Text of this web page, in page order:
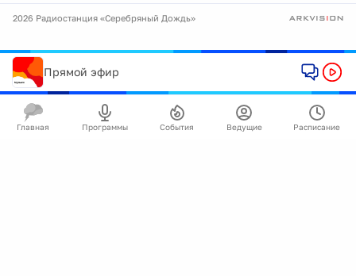
2026 Радиостанция «Серебряный Дождь»
Прямой эфир
Главная Программы События Ведущие Расписание